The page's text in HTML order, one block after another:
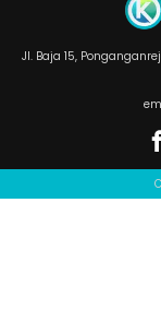
Jl. Baja 15,